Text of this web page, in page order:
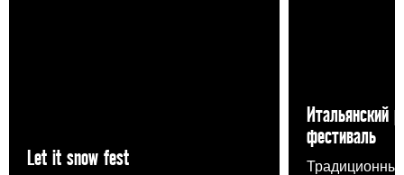
Let it snow fest
Итальянский
фестиваль